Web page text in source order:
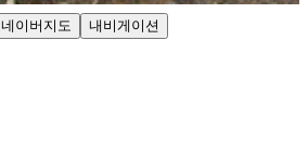
네이버지도 내비게이션